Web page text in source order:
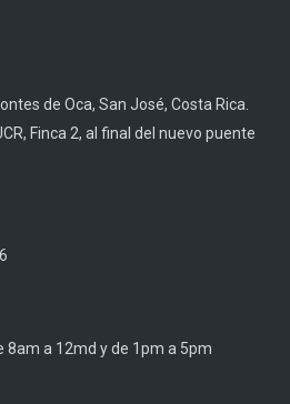
de Oca, San José, Costa Rica.
Finca 2, al final del nuevo puente
8am a 12md y de 1pm a 5pm